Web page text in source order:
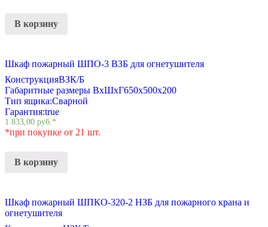
В корзину
Шкаф пожарный ШПО-3 ВЗБ для огнетушителя
КонструкцияВЗК/Б
Габаритные размеры ВхШхГ650х500х200
Тип ящика:Сварной
Гарантия:true
1 833,00 руб.*
*при покупке от 21 шт.
В корзину
Шкаф пожарный ШПКО-320-2 НЗБ для пожарного крана и
огнетушителя